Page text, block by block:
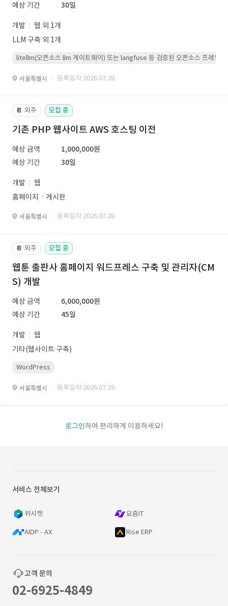
예상 기간
30일
개발
웹 외 1개
LLM 구축 외 1개
litellm(오픈소스 llm 게이트웨이) 또는 langfuse 등 검증된 오픈소스 프레임워
서울특별시 · 등록일자 2026.07.28.
📔 외주 모집 중
기존 PHP 웹사이트 AWS 호스팅 이전
예상 금액
1,000,000원
예상 기간
30일
개발
웹
홈페이지ㆍ게시판
서울특별시 · 등록일자 2026.07.28.
📔 외주 모집 중
웹툰 출판사 홈페이지 워드프레스 구축 및 관리자(CM
S) 개발
예상 금액
6,000,000원
예상 기간
45일
개발
웹
기타(웹사이트 구축)
WordPress
서울특별시 · 등록일자 2026.07.29.
로그인하여 편리하게 이용하세요!
서비스 전체보기
위시켓 요즘IT
AIDP - AX Rise ERP
고객 문의
02-6925-4849